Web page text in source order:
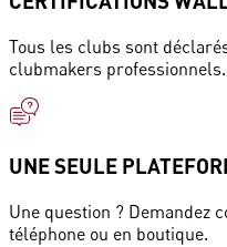
Tous les clubs sont
clubmakers professionnels.
UNE SEULE
Une question ? Demandez
téléphone ou en boutique.